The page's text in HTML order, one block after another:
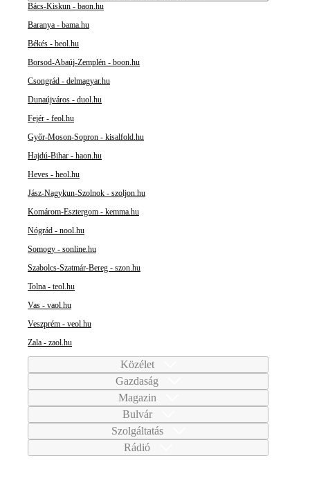
Bács-Kiskun - baon.hu
Baranya - bama.hu
Békés - beol.hu
Borsod-Abaúj-Zemplén - boon.hu
Csongrád - delmagyar.hu
Dunaújváros - duol.hu
Fejér - feol.hu
Győr-Moson-Sopron - kisalfold.hu
Hajdú-Bihar - haon.hu
Heves - heol.hu
Jász-Nagykun-Szolnok - szoljon.hu
Komárom-Esztergom - kemma.hu
Nógrád - nool.hu
Somogy - sonline.hu
Szabolcs-Szatmár-Bereg - szon.hu
Tolna - teol.hu
Vas - vaol.hu
Veszprém - veol.hu
Zala - zaol.hu
Közélet
Gazdaság
Magazin
Bulvár
Szolgáltatás
Rádió